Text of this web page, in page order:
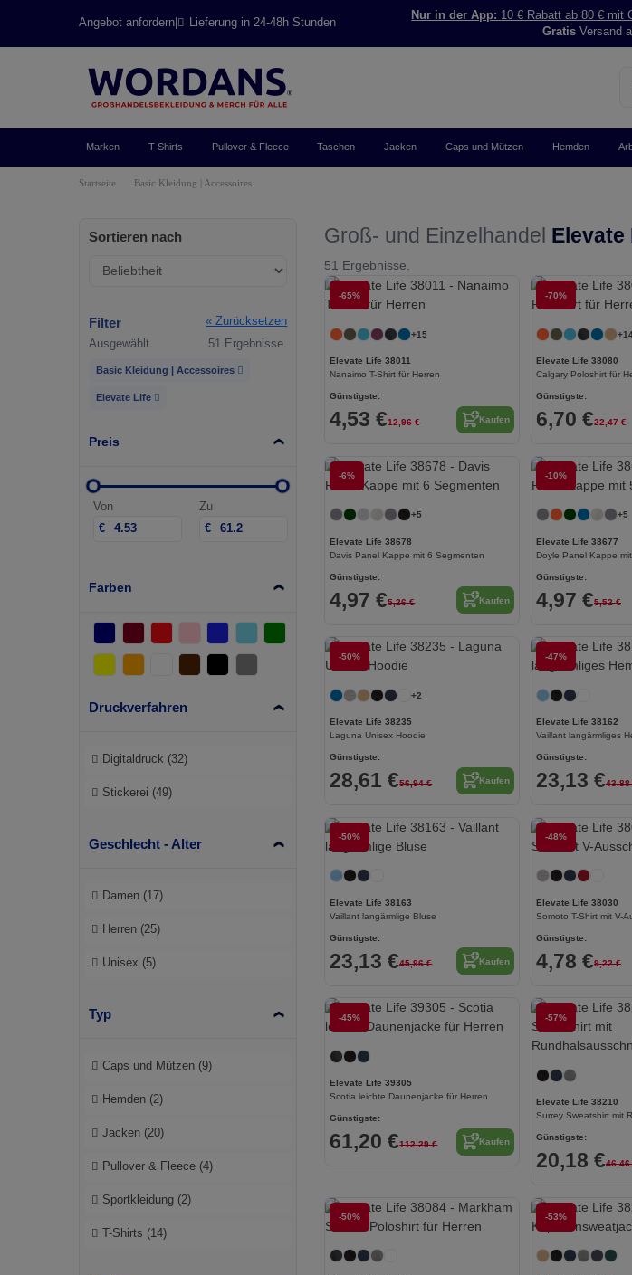
Angebot anfordern Lieferung in 24-48h Stunden
Nur in der App: 10 € Rabatt ab 80 € mit
Gratis Versand
Marken T-Shirts Pullover & Fleece Taschen Jacken Caps und Mützen Hemden
Startseite Basic Kleidung | Accessoires
Sortieren nach
Filter
« Zurücksetzen
Ausgewählt
51 Ergebnisse.
Basic Kleidung | Accessoires
Elevate Life
Preis
Von
€
Zu
€
Farben
Druckverfahren
Digitaldruck (32)
Stickerei (49)
Geschlecht - Alter
Damen (17)
Herren (25)
Unisex (5)
Typ
Caps und Mützen (9)
Hemden (2)
Jacken (20)
Pullover & Fleece (4)
Sportkleidung (2)
T-Shirts (14)
Groß- und Einzelhandel
51 Ergebnisse.
-65%
+15
Elevate Life 38011
Nanaimo T-Shirt für Herren
Günstigste:
4,53 €12,96 € Kaufen
-70%
Elevate Life 38080
Calgary Poloshirt für
Günstigste:
6,70 €22,47 €
-6%
+5
Elevate Life 38678
Davis Panel Kappe mit 6 Segmenten
Günstigste:
4,97 €5,26 € Kaufen
-10%
+5
Elevate Life 38677
Doyle Panel Kappe
Günstigste:
4,97 €5,52 €
-50% Jetzt konfigurieren!
+2
Elevate Life 38235
Laguna Unisex Hoodie
Günstigste:
28,61 €56,94 € Kaufen
-47%
Elevate Life 38162
Vaillant langärmliges
Günstigste:
23,13 €43,88
-50%
Elevate Life 38163
Vaillant langärmlige Bluse
Günstigste:
23,13 €45,96 € Kaufen
-48%
Elevate Life 38030
Somoto T-Shirt mit V-
Günstigste:
4,78 €9,22 €
-45%
Elevate Life 39305
Scotia leichte Daunenjacke für Herren
Günstigste:
61,20 €112,29 € Kaufen
-57%
Elevate Life 38210
Günstigste:
20,18 €46,46
-50% -53%